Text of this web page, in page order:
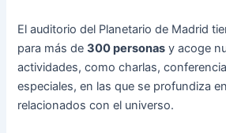
El auditorio del Planetario de Madrid
para más de300 personas y acoge
actividades, como charlas,
especiales, en las que se profundiza
relacionados con el universo.